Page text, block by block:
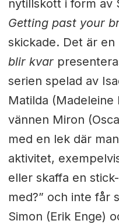
nytillskott i form av
Getting past your
skickade. Det är en
blir kvar
serien spelad av
Matilda
vännen Miron
med en lek där
aktivitet,
eller skaffa en
med?” och inte får
Simon (Erik Enge)